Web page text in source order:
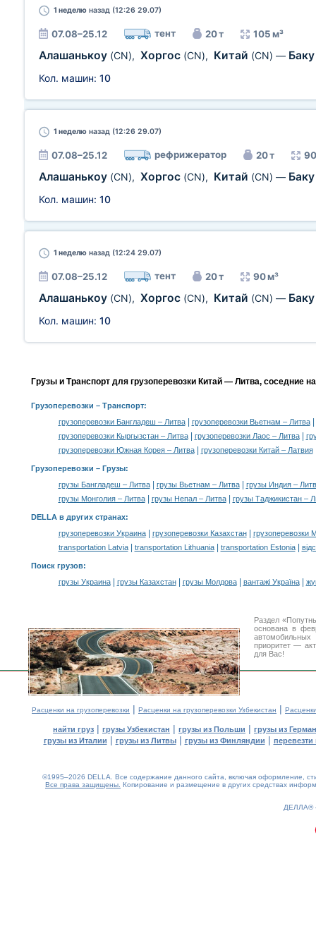
1 неделю назад (12:26 29.07)
07.08–25.12 тент 20 т 105 м³
Алашанькоу (CN), Хоргос (CN), Китай (CN) —
Кол. машин: 10
1 неделю назад (12:26 29.07)
07.08–25.12 рефрижератор 20 т
Алашанькоу (CN), Хоргос (CN), Китай (CN) —
Кол. машин: 10
1 неделю назад (12:24 29.07)
07.08–25.12 тент 20 т 90 м³
Алашанькоу (CN), Хоргос (CN), Китай (CN) —
Кол. машин: 10
Грузы и Транспорт для грузоперевозки Китай — Литва, соседние
Грузоперевозки – Транспорт:
грузоперевозки Бангладеш – Литва| грузоперевозки Вьетнам – Литва|
грузоперевозки Кыргызстан – Литва| грузоперевозки Лаос – Литва|
грузоперевозки Южная Корея – Литва| грузоперевозки Китай – Латвия
Грузоперевозки – Грузы:
грузы Бангладеш – Литва| грузы Вьетнам – Литва|
грузы Индия –
грузы Монголия – Литва| грузы Непал – Литва| грузы Таджикистан –
DELLA в других странах:
грузоперевозки Украина| грузоперевозки Казахстан|
грузоперевозки
transportation Latvia| transportation Lithuania| transportation Estonia|
Поиск грузов:
грузы Украина| грузы Казахстан| грузы Молдова| вантажі Україна|
Раздел
основана в
приоритет —
для Вас!
Расценки на грузоперевозки | Расценки на грузоперевозки Узбекистан |
найти груз | грузы Узбекистан | грузы из Польши | грузы из
грузы из Италии | грузы из Литвы| грузы из Финляндии | перевезти
©1995–2026 DELLA. Все содержание данного сайта, включая оформление,
Все права защищены. Копирование и размещение в других средствах